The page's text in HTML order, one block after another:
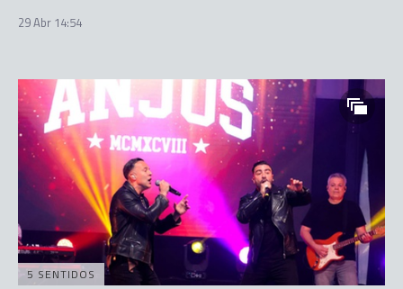
29 Abr 14:54
5 SENTIDOS